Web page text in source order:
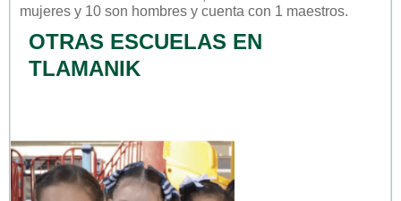
mujeres y 10 son hombres y cuenta con 1 maestros.
OTRAS ESCUELAS EN
TLAMANIK